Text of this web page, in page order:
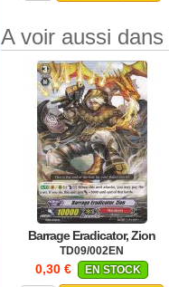
A voir aussi dans
Barrage Eradicator, Zion
TD09/002EN
0,30 € EN STOCK